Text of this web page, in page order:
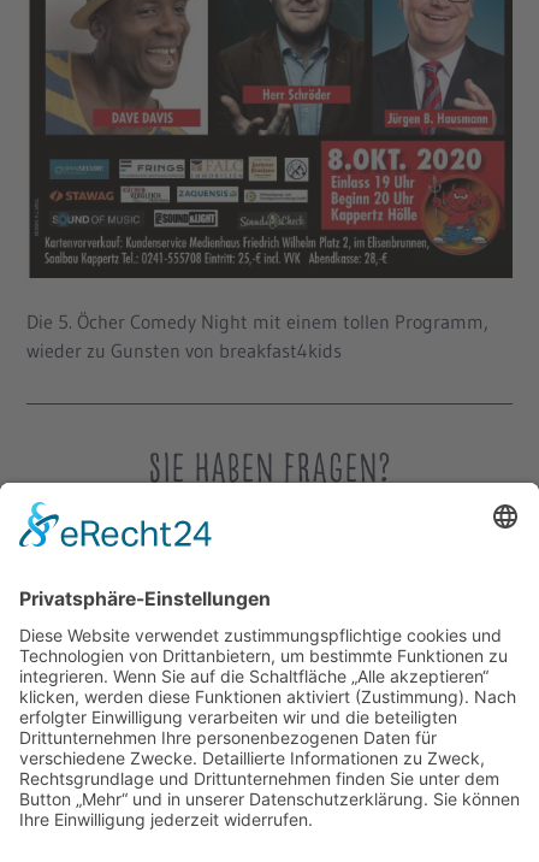
Die 5. Öcher Comedy Night mit einem tollen Programm,
wieder zu Gunsten von breakfast4kids
Sie haben Fragen?
Egal ob Fragen, Anmerkungen oder einfach nur ein paar
Achim Monnartz
, 1. Vorsitzender
Telefon:0176 - 136 754 37
Geschäftsstelle:02402 12 44 10
info@breakfast4kids.de